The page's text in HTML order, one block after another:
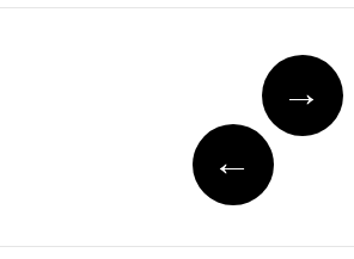
navigation
→
←